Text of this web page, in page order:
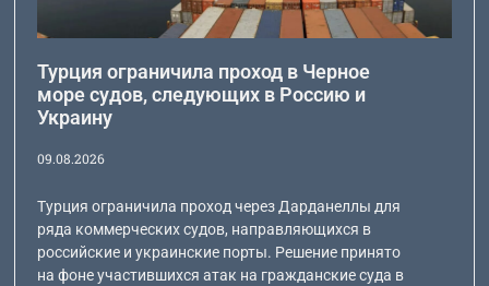
Турция ограничила проход в Черное
море судов, следующих в Россию и
Украину
09.08.2026
Турция ограничила проход через Дарданеллы для
ряда коммерческих судов, направляющихся в
российские и украинские порты. Решение принято
на фоне участившихся атак на гражданские суда в